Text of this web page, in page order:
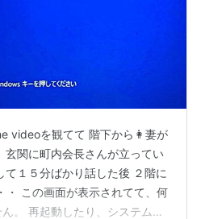
videoを観てて 階下から👩妻が
玄関に町内会長さんが立ってい
て１５分ばかり話した後 ２階に
・ この画面が表示されてて、何
。 再起動したり、システムの